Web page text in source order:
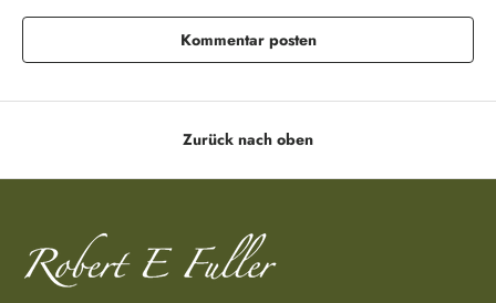
Kommentar posten
Zurück nach oben